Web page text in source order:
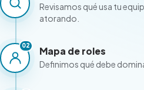
Revisamos qué usa tu
atorando.
02 Mapa de roles
Definimos qué debe